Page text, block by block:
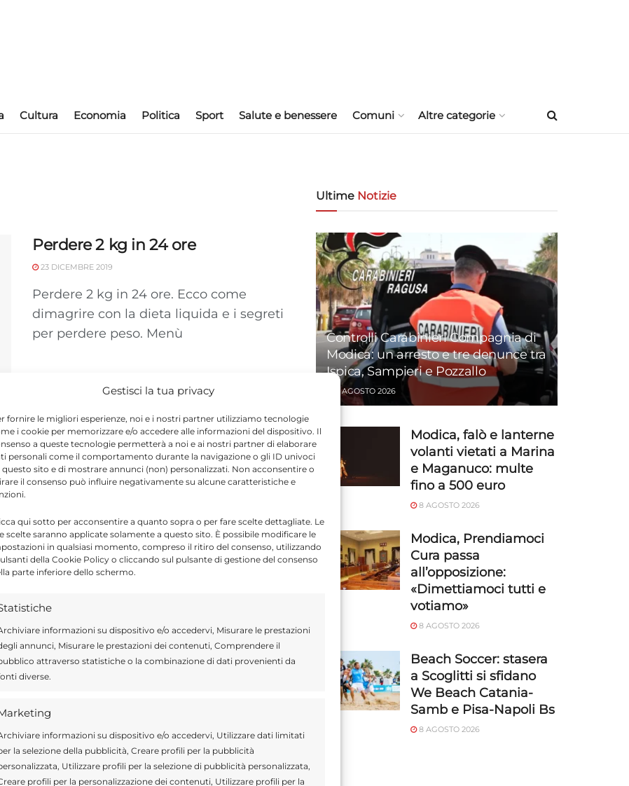
Gestisci la tua privacy
fornire le migliori esperienze, noi e i nostri partner utilizziamo tecnologie
i cookie per memorizzare e/o accedere alle informazioni del dispositivo. Il
a queste tecnologie permetterà a noi e ai nostri partner di elaborare
personali come il comportamento durante la navigazione o gli ID univoci
questo sito e di mostrare annunci (non) personalizzati. Non acconsentire o
il consenso può influire negativamente su alcune caratteristiche e
qui sotto per acconsentire a quanto sopra o per fare scelte dettagliate. Le
scelte saranno applicate solamente a questo sito. È possibile modificare le
in qualsiasi momento, compreso il ritiro del consenso, utilizzando
della Cookie Policy o cliccando sul pulsante di gestione del consenso
parte inferiore dello schermo.
informazioni su dispositivo e/o accedervi, Misurare le prestazioni
annunci, Misurare le prestazioni dei contenuti, Comprendere il
attraverso statistiche o la combinazione di dati provenienti da
diverse.
informazioni su dispositivo e/o accedervi, Utilizzare dati limitati
la selezione della pubblicità, Creare profili per la pubblicità
Utilizzare profili per la selezione di pubblicità personalizzata,
profili per la personalizzazione dei contenuti, Utilizzare profili per la
Cultura Economia Politica Sport Salute e benessere Comuni Altre categorie
Perdere 2 kg in 24 ore
23 DICEMBRE 2019
Perdere 2 kg in 24 ore. Ecco come
dimagrire con la dieta liquida e i segreti
per perdere peso. Menù
Ultime Notizie
Controlli Carabinieri Compagnia di
Modica: un arresto e tre denunce tra
Ispica, Sampieri e Pozzallo
8 AGOSTO 2026
Modica, falò e lanterne
volanti vietati a Marina
e Maganuco: multe
fino a 500 euro
8 AGOSTO 2026
Modica, Prendiamoci
Cura passa
all’opposizione:
«Dimettiamoci tutti e
votiamo»
8 AGOSTO 2026
Beach Soccer: stasera
a Scoglitti si sfidano
We Beach Catania-
Samb e Pisa-Napoli Bs
8 AGOSTO 2026